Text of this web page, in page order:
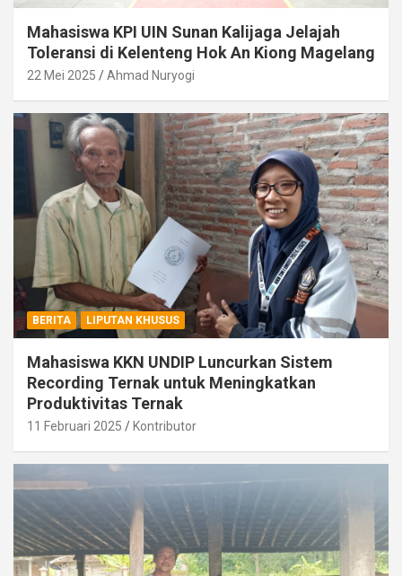
Mahasiswa KPI UIN Sunan Kalijaga Jelajah
Toleransi di Kelenteng Hok An Kiong Magelang
22 Mei 2025 Ahmad Nuryogi
BERITA LIPUTAN KHUSUS
Mahasiswa KKN UNDIP Luncurkan Sistem
Recording Ternak untuk Meningkatkan
Produktivitas Ternak
11 Februari 2025 Kontributor